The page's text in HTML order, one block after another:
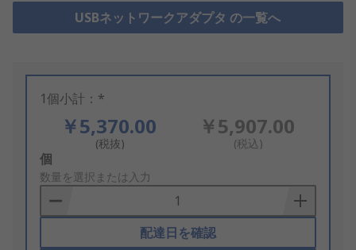
USBネットワークアダプタ の一覧へ
1個小計：*
￥5,370.00
(税抜)
￥5,907.00
(税込)
Add
to
Basket
個
数量を選択または入力
配達日を確認